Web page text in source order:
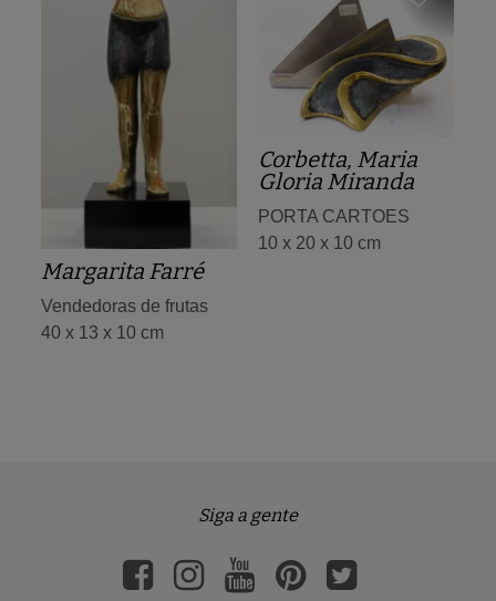
Margarita Farré
Vendedoras de frutas
40 x 13 x 10 cm
Corbetta, Maria
Gloria Miranda
PORTA CARTOES
10 x 20 x 10 cm
Siga a gente